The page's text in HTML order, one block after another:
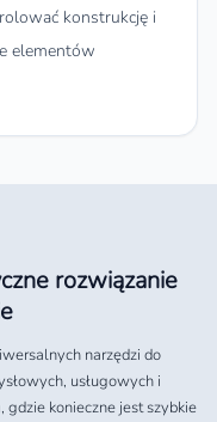
konstrukcję i
elementów
rozwiązanie
narzędzi do
usługowych i
konieczne jest szybkie